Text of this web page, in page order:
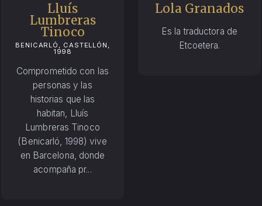
Lluís
Lumbreras
Tinoco
BENICARLÓ, CASTELLÓN,
1998
Comprometido con las
personas y las
historias que las
habitan, Lluís
Lumbreras Tinoco
(Benicarló, 1998) vive
en Barcelona, donde
acompaña pr...
Lola Granados
Es la traductora de
Etcoetera.